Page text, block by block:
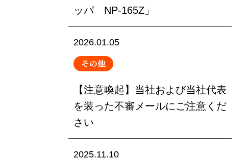
ッパ NP-165Z」
2026.01.05
その他
【注意喚起】当社および当社代表
を装った不審メールにご注意くだ
さい
2025.11.10